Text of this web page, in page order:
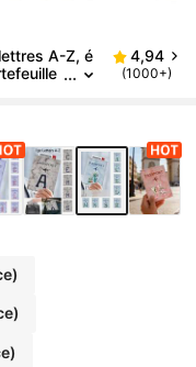
A-Z, é
parfait
pour l'a
des mèr
des diplôme
4,94
(1000+)